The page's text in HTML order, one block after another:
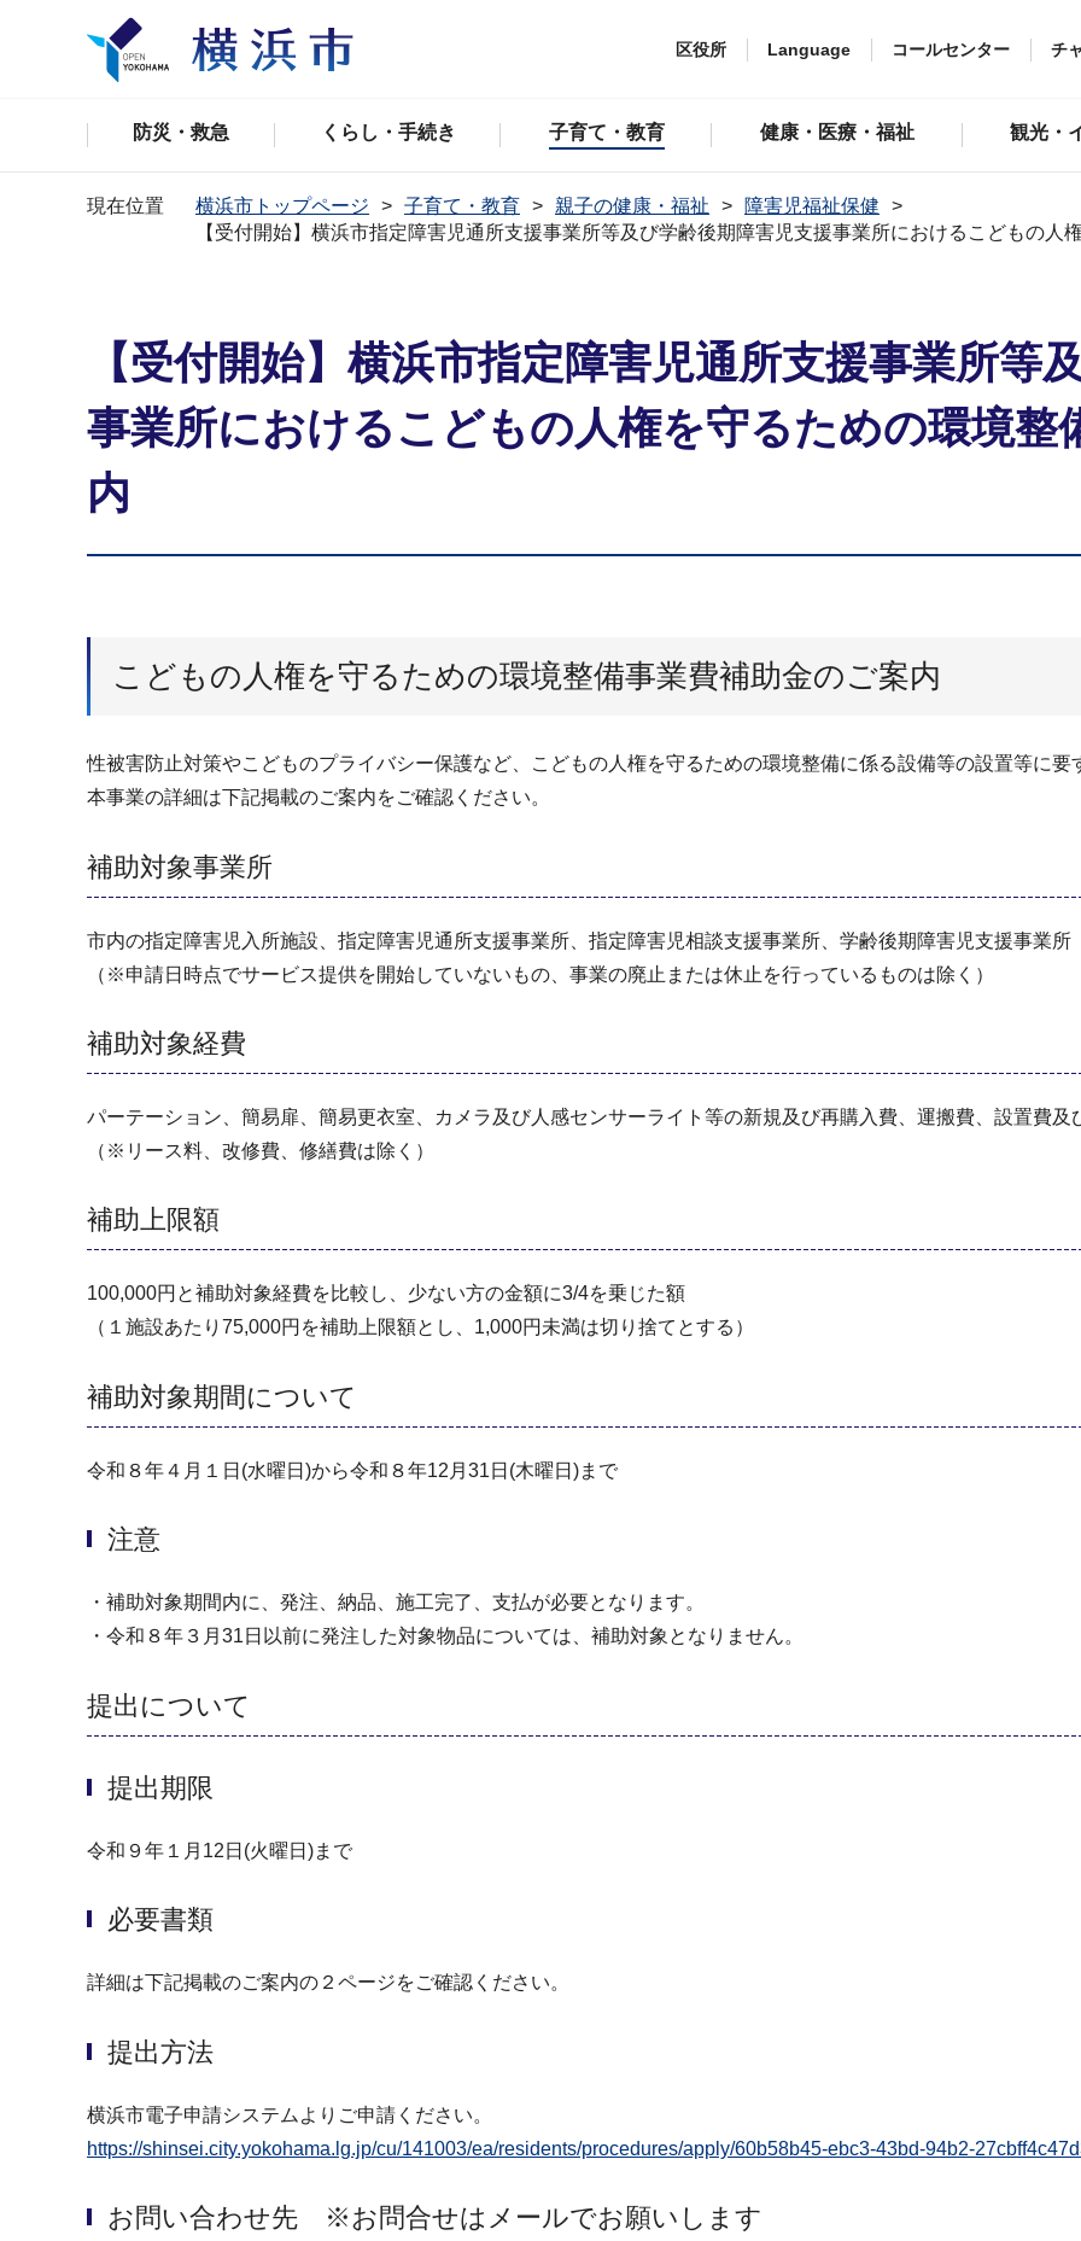
区役所 Language コールセンター チ
防災・救急 くらし・手続き 子育て・教育 健康・医療・福祉 観光・
現在位置 横浜市トップページ 子育て・教育 親子の健康・福祉
障害児福祉保健
【受付開始】横浜市指定障害児通所支援事業所等及び学齢後期障害児支援事業所におけるこどもの人
【受付開始】横浜市指定障害児通所支援事業所等
事業所におけるこどもの人権を守るための環境整
内
こどもの人権を守るための環境整備事業費補助金のご案内
性被害防止対策やこどものプライバシー保護など、こどもの人権を守るための環境整備に係る設備等の設置等に
本事業の詳細は下記掲載のご案内をご確認ください。
補助対象事業所
市内の指定障害児入所施設、指定障害児通所支援事業所、指定障害児相談支援事業所、学齢後期障害児支援事業所
（※申請日時点でサービス提供を開始していないもの、事業の廃止または休止を行っているものは除く）
補助対象経費
パーテーション、簡易扉、簡易更衣室、カメラ及び人感センサーライト等の新規及び再購入費、運搬費、設置費及
（※リース料、改修費、修繕費は除く）
補助上限額
100,000円と補助対象経費を比較し、少ない方の金額に3/4を乗じた額
（１施設あたり75,000円を補助上限額とし、1,000円未満は切り捨てとする）
補助対象期間について
令和８年４月１日(水曜日)から令和８年12月31日(木曜日)まで
注意
・補助対象期間内に、発注、納品、施工完了、支払が必要となります。
・令和８年３月31日以前に発注した対象物品については、補助対象となりません。
提出について
提出期限
令和９年１月12日(火曜日)まで
必要書類
詳細は下記掲載のご案内の２ページをご確認ください。
提出方法
横浜市電子申請システムよりご申請ください。
https://shinsei.city.yokohama.lg.jp/cu/141003/ea/residents/procedures/apply/60b58b45-ebc3-43bd-94b2-
お問い合わせ先 ※お問合せはメールでお願いします